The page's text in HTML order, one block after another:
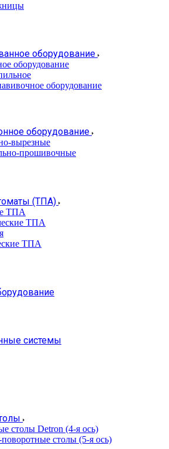
оборудование
оборудование
оборудование
оборудование
вырезные
прошивочные
(ТПА)
ТПА
ТПА
ТПА
системы
столы Detron (4-я ось)
столы (5-я ось)